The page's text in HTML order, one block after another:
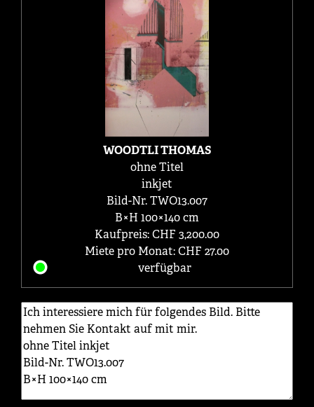
WOODTLI THOMAS
ohne Titel
inkjet
Bild-Nr. TWO13.007
B×H 100×140 cm
Kaufpreis: CHF 3,200.00
Miete pro Monat: CHF 27.00
verfügbar